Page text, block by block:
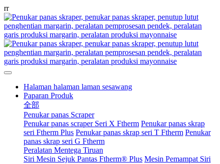
rr
Halaman halaman laman sesawang
Paparan Produk
全部
Penukar panas Scraper
Penukar panas scraper Seri X Ftherm Penukar panas skrap
seri Ftherm Plus Penukar panas skrap seri T Ftherm Penukar
panas skrap seri G Ftherm
Peralatan Mentega Tiruan
Siri Mesin Sejuk Pantas Ftherm® Plus Mesin Pemampat Siri